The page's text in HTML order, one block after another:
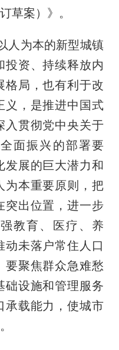
草案）》。
人为本的新型城镇
投资、持续释放内
格局，也有利于改
义，是推进中国式
入贯彻党中央关于
面振兴的部署要
发展的巨大潜力和
为本重要原则，把
突出位置，进一步
教育、医疗、养
动未落户常住人口
要聚焦群众急难愁
础设施和管理服务
承载能力，使城市